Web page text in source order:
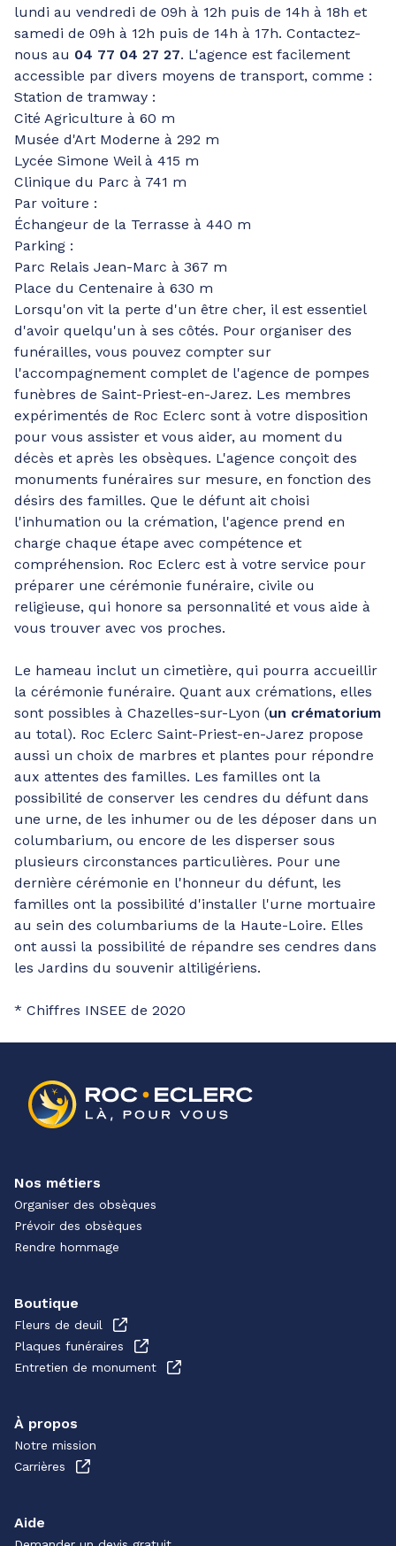
lundi au vendredi de 09h à 12h puis de 14h à 18h et
samedi de 09h à 12h puis de 14h à 17h. Contactez-
nous au 04 77 04 27 27. L'agence est facilement
accessible par divers moyens de transport, comme :
Station de tramway :
Cité Agriculture à 60 m
Musée d'Art Moderne à 292 m
Lycée Simone Weil à 415 m
Clinique du Parc à 741 m
Par voiture :
Échangeur de la Terrasse à 440 m
Parking :
Parc Relais Jean-Marc à 367 m
Place du Centenaire à 630 m
Lorsqu'on vit la perte d'un être cher, il est essentiel
d'avoir quelqu'un à ses côtés. Pour organiser des
funérailles, vous pouvez compter sur
l'accompagnement complet de l'agence de pompes
funèbres de Saint-Priest-en-Jarez. Les membres
expérimentés de Roc Eclerc sont à votre disposition
pour vous assister et vous aider, au moment du
décès et après les obsèques. L'agence conçoit des
monuments funéraires sur mesure, en fonction des
désirs des familles. Que le défunt ait choisi
l'inhumation ou la crémation, l'agence prend en
charge chaque étape avec compétence et
compréhension. Roc Eclerc est à votre service pour
préparer une cérémonie funéraire, civile ou
religieuse, qui honore sa personnalité et vous aide à
vous trouver avec vos proches.
Le hameau inclut un cimetière, qui pourra accueillir
la cérémonie funéraire. Quant aux crémations, elles
sont possibles à Chazelles-sur-Lyon (un crématorium
au total). Roc Eclerc Saint-Priest-en-Jarez propose
aussi un choix de marbres et plantes pour répondre
aux attentes des familles. Les familles ont la
possibilité de conserver les cendres du défunt dans
une urne, de les inhumer ou de les déposer dans un
columbarium, ou encore de les disperser sous
plusieurs circonstances particulières. Pour une
dernière cérémonie en l'honneur du défunt, les
familles ont la possibilité d'installer l'urne mortuaire
au sein des columbariums de la Haute-Loire. Elles
ont aussi la possibilité de répandre ses cendres dans
les Jardins du souvenir altiligériens.
* Chiffres INSEE de 2020
Nos métiers
Organiser des obsèques
Prévoir des obsèques
Rendre hommage
Boutique
Fleurs de deuil
Plaques funéraires
Entretien de monument
À propos
Notre mission
Carrières
Aide